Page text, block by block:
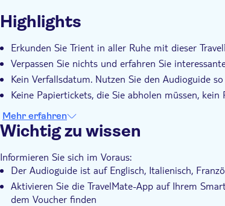
Sofortbestätigung
Highlights
Erkunden Sie Trient in aller Ruhe mit dieser
Verpassen Sie nichts und erfahren Sie
Kein Verfallsdatum. Nutzen Sie den Audioguide
Keine Papiertickets, die Sie abholen müssen,
Mehr erfahren
Wichtig zu wissen
Informieren Sie sich im Voraus:
Der Audioguide ist auf Englisch, Italienisch,
Aktivieren Sie die TravelMate-App auf Ihrem
dem Voucher finden